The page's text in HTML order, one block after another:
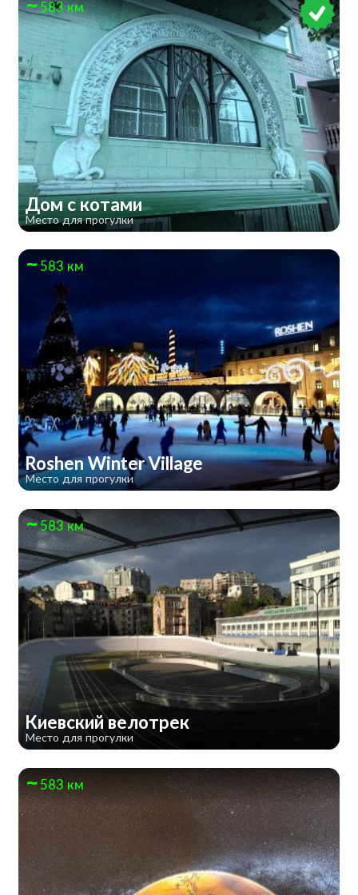
583 км
Дом с котами
Место для прогулки
583 км
Roshen Winter Village
Место для прогулки
583 км
Киевский велотрек
Место для прогулки
583 км